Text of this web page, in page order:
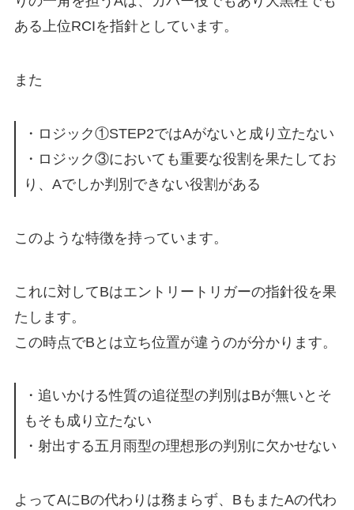
ある上位RCIを指針としています。
また
・ロジック①STEP2ではAがないと成り立たない
・ロジック③においても重要な役割を果たしてお
り、Aでしか判別できない役割がある
このような特徴を持っています。
これに対してBはエントリートリガーの指針役を果
たします。
この時点でBとは立ち位置が違うのが分かります。
・追いかける性質の追従型の判別はBが無いとそ
もそも成り立たない
・射出する五月雨型の理想形の判別に欠かせない
よってAにBの代わりは務まらず、BもまたAの代わ